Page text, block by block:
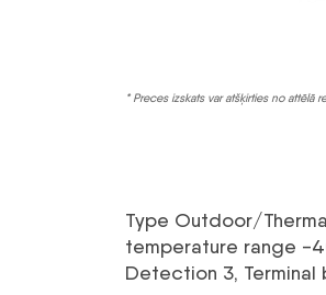
* Preces izskats var atšķirties no attēlā
Type Outdoor/
temperature range -
Detection 3,